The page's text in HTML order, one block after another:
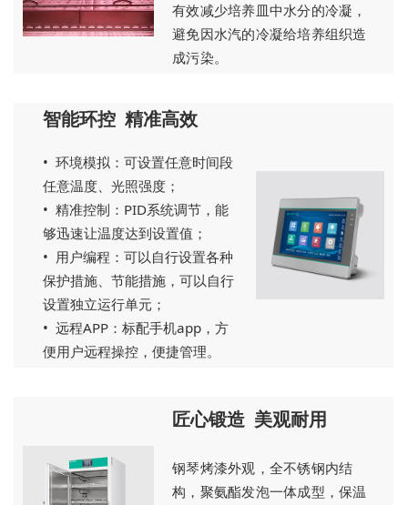
有效减少培养皿中水分的冷凝，
避免因水汽的冷凝给培养组织造
成污染。
智能环控 精准高效
• 环境模拟：可设置任意时间段
任意温度、光照强度；
• 精准控制：PID系统调节，能
够迅速让温度达到设置值；
• 用户编程：可以自行设置各种
保护措施、节能措施，可以自行
设置独立运行单元；
• 远程APP：标配手机app，方
便用户远程操控，便捷管理。
匠心锻造 美观耐用
钢琴烤漆外观，全不锈钢内结
构，聚氨酯发泡一体成型，保温